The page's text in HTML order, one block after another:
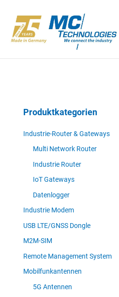
Inhalt
springen
Produktkategorien
Industrie-Router & Gateways
Multi Network Router
Industrie Router
IoT Gateways
Datenlogger
Industrie Modem
USB LTE/GNSS Dongle
M2M-SIM
Remote Management System
Mobilfunkantennen
5G Antennen